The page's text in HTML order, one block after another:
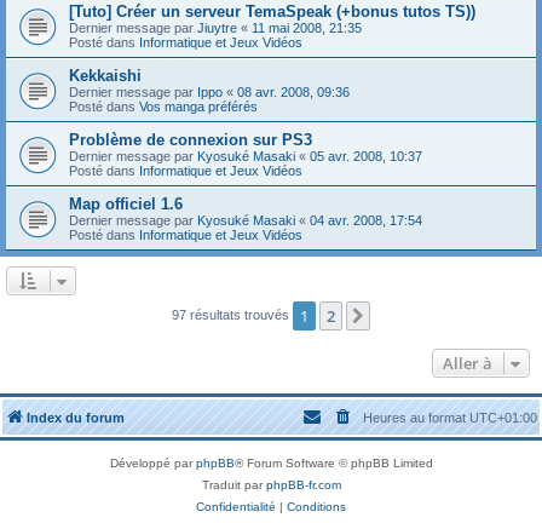
[Tuto] Créer un serveur TemaSpeak (+bonus tutos TS))
Dernier message par Jiuytre « 11 mai 2008, 21:35
Posté dans Informatique et Jeux Vidéos
Kekkaishi
Dernier message par Ippo « 08 avr. 2008, 09:36
Posté dans Vos manga préférés
Problème de connexion sur PS3
Dernier message par Kyosuké Masaki « 05 avr. 2008, 10:37
Posté dans Informatique et Jeux Vidéos
Map officiel 1.6
Dernier message par Kyosuké Masaki « 04 avr. 2008, 17:54
Posté dans Informatique et Jeux Vidéos
97 résultats trouvés 1 2
Aller à
Index du forum Heures au formatUTC+01:00
Développé parphpBB® Forum Software © phpBB Limited
Traduit parphpBB-fr.com
Confidentialité | Conditions